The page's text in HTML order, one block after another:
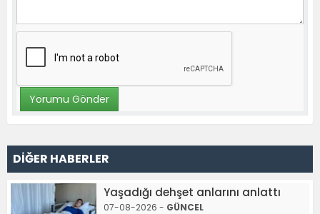
DİĞER HABERLER
Yaşadığı dehşet anlarını anlattı
07-08-2026 - GÜNCEL